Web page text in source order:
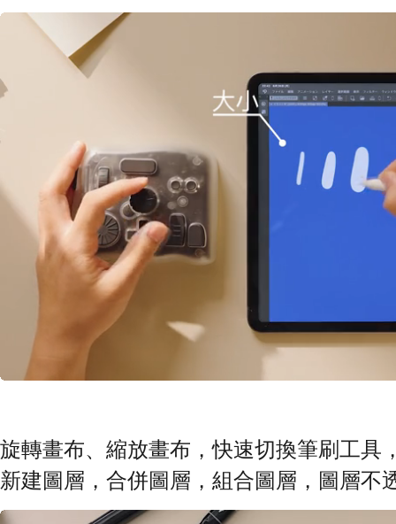
旋轉畫布、縮放畫布，快速切換筆刷工具
新建圖層，合併圖層，組合圖層，圖層不